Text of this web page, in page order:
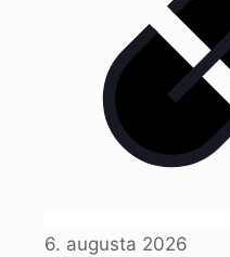
6. augusta 2026